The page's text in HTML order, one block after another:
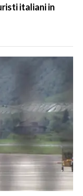
italiani in